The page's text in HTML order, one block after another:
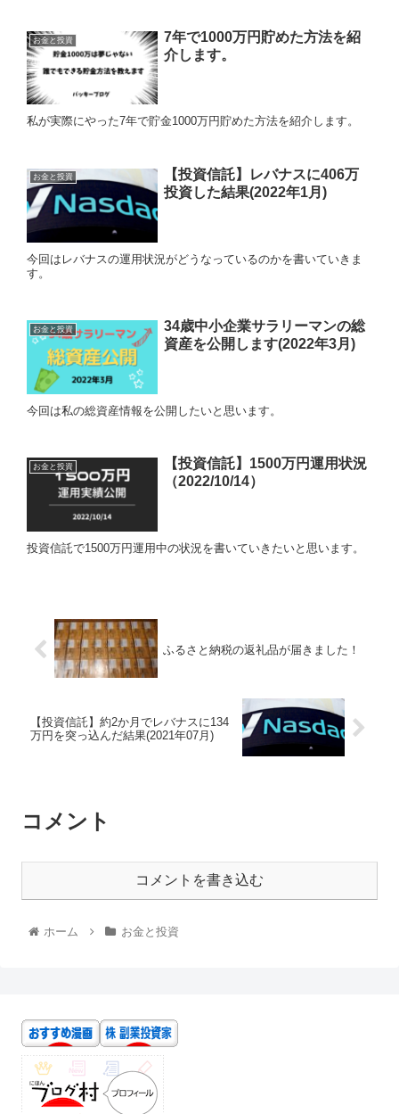
お金と投資
7年で1000万円貯めた方法を紹
介します。
私が実際にやった7年で貯金1000万円貯めた方法を紹介します。
お金と投資
【投資信託】レバナスに406万
投資した結果(2022年1月)
今回はレバナスの運用状況がどうなっているのかを書いていきま
す。
お金と投資
34歳中小企業サラリーマンの総
資産を公開します(2022年3月)
今回は私の総資産情報を公開したいと思います。
お金と投資
【投資信託】1500万円運用状況
（2022/10/14）
投資信託で1500万円運用中の状況を書いていきたいと思います。
ふるさと納税の返礼品が届きました！
【投資信託】約2か月でレバナスに134
万円を突っ込んだ結果(2021年07月)
コメント
コメントを書き込む
ホーム お金と投資